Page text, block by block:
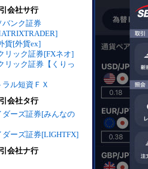
会社サ行
バンク証券
貨[外貨ex]
リック証券[FXネオ]
リック証券【くりっ
ラル短資ＦＸ
会社タ行
ダーズ証券[みんなの
ダーズ証券[LIGHTFX]
会社ナ行